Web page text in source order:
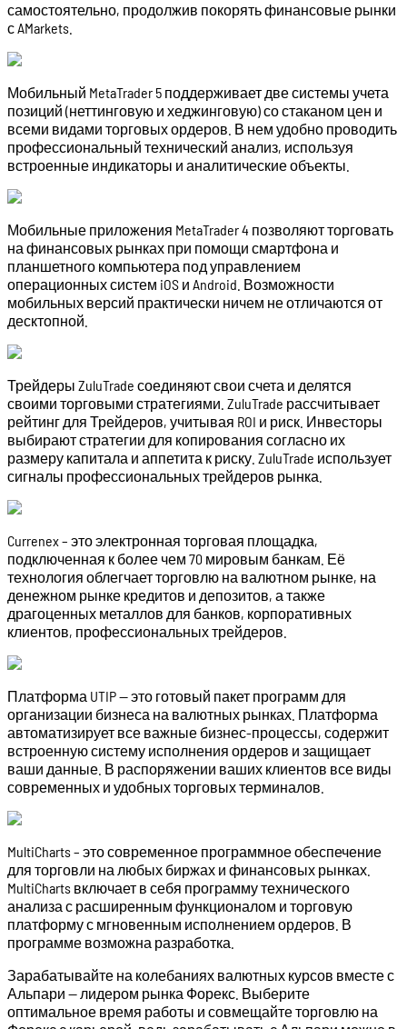
самостоятельно, продолжив покорять финансовые рынки
с AMarkets.
Мобильный MetaTrader 5 поддерживает две системы учета
позиций (неттинговую и хеджинговую) со стаканом цен и
всеми видами торговых ордеров. В нем удобно проводить
профессиональный технический анализ, используя
встроенные индикаторы и аналитические объекты.
Мобильные приложения MetaTrader 4 позволяют торговать
на финансовых рынках при помощи смартфона и
планшетного компьютера под управлением
операционных систем iOS и Android. Возможности
мобильных версий практически ничем не отличаются от
десктопной.
Трейдеры ZuluTrade соединяют свои счета и делятся
своими торговыми стратегиями. ZuluTrade рассчитывает
рейтинг для Трейдеров, учитывая ROI и риск. Инвесторы
выбирают стратегии для копирования согласно их
размеру капитала и аппетита к риску. ZuluTrade использует
сигналы профессиональных трейдеров рынка.
Currenex – это электронная торговая площадка,
подключенная к более чем 70 мировым банкам. Её
технология облегчает торговлю на валютном рынке, на
денежном рынке кредитов и депозитов, а также
драгоценных металлов для банков, корпоративных
клиентов, профессиональных трейдеров.
Платформа UTIP — это готовый пакет программ для
организации бизнеса на валютных рынках. Платформа
автоматизирует все важные бизнес-процессы, содержит
встроенную систему исполнения ордеров и защищает
ваши данные. В распоряжении ваших клиентов все виды
современных и удобных торговых терминалов.
MultiCharts – это современное программное обеспечение
для торговли на любых биржах и финансовых рынках.
MultiCharts включает в себя программу технического
анализа с расширенным функционалом и торговую
платформу с мгновенным исполнением ордеров. В
программе возможна разработка.
Зарабатывайте на колебаниях валютных курсов вместе с
Альпари — лидером рынка Форекс. Выберите
оптимальное время работы и совмещайте торговлю на